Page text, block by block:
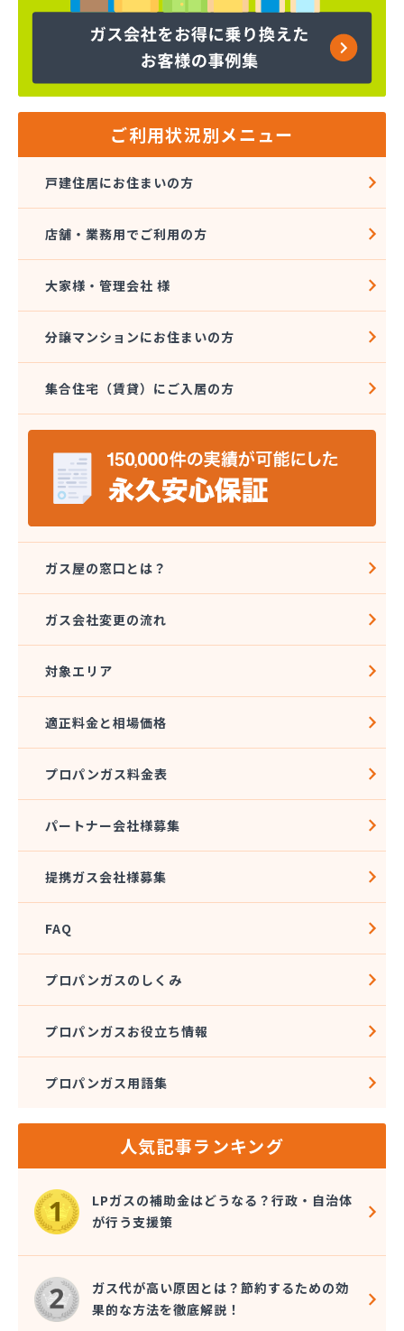
ヤマサ共和ライフ株式会社 一色営業所
ヤマサ共和ライフ株式会社 江南営業所
ヤマサ共和ライフ株式会社 三河営業所
ヤマサ共和ライフ株式会社 豊川営業所
ヤマサ高圧株式会社
ヤマサ總業株式会社 愛知西支店
ヤマトク
リーグ馬場株式会社
愛知高圧株式会社容器検査工場
愛北液化ガス協組江南営業所
旭プロパン
安城ガス株式会社
伊藤プロパン
伊藤忠エネクスホームライフ中部株式会社 碧南営
業所
伊藤忠エネクスホームライフ中部株式会社 名古屋
稲垣商事
稲垣商店
栄燃料合資会社
奥田米穀店
加藤燃料店
加藤豊昭
河村燃料店
角広ガス
割又商店
株式会社アドニス
株式会社あみや商事 本社
株式会社エイチティーピー
株式会社エイチティーピー
株式会社エス・アイ東海
株式会社オーテック
株式会社オーテック 西三河営業所
株式会社ガスキット
株式会社ガステム
株式会社ガスパル 岡崎販売所
株式会社カネコ
株式会社カネ庄
株式会社クラシアン岡崎支社
株式会社コクネ
株式会社コザカヤ 春日井営業所
株式会社コジマガス
株式会社コジマガス ライフアップサポート
株式会社コンプロ産工
ご利用状況別メニュー
戸建住居にお住まいの方
店舗・業務用でご利用の方
大家様・管理会社 様
分譲マンションにお住まいの方
集合住宅（賃貸）にご入居の方
ガス屋の窓口とは？
ガス会社変更の流れ
対象エリア
適正料金と相場価格
プロパンガス料金表
パートナー会社様募集
提携ガス会社様募集
FAQ
プロパンガスのしくみ
プロパンガスお役立ち情報
プロパンガス用語集
人気記事ランキング
LPガスの補助金はどうなる？行政・自治体
が行う支援策
ガス代が高い原因とは？節約するための効
果的な方法を徹底解説！